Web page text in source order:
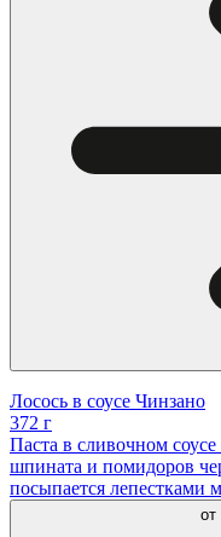
Лосось в соусе Чинзано
372 г
Паста в сливочном
шпината и помидоров
посыпается лепестками
от